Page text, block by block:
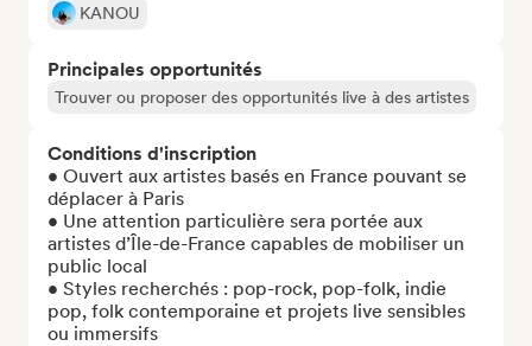
KANOU
Principales opportunités
Trouver ou proposer des opportunités live à des artistes
Conditions d'inscription
• Ouvert aux artistes basés en France pouvant se
déplacer à Paris
• Une attention particulière sera portée aux
artistes d’Île-de-France capables de mobiliser un
public local
• Styles recherchés : pop-rock, pop-folk, indie
pop, folk contemporaine et projets live sensibles
ou immersifs